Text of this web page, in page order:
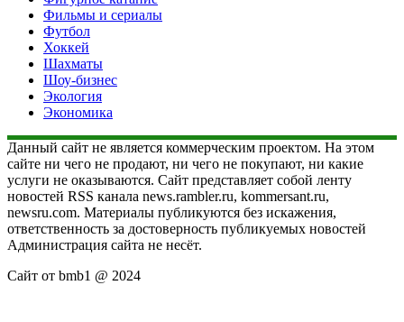
Фильмы и сериалы
Футбол
Хоккей
Шахматы
Шоу-бизнес
Экология
Экономика
Данный сайт не является коммерческим проектом. На этом
сайте ни чего не продают, ни чего не покупают, ни какие
услуги не оказываются. Сайт представляет собой ленту
новостей RSS канала news.rambler.ru, kommersant.ru,
newsru.com. Материалы публикуются без искажения,
ответственность за достоверность публикуемых новостей
Администрация сайта не несёт.
Сайт от bmb1 @ 2024